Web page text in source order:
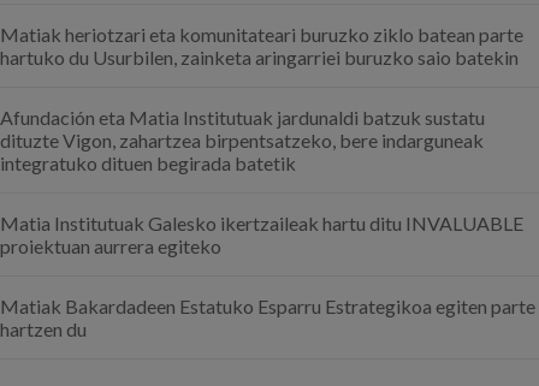
Matiak heriotzari eta komunitateari buruzko ziklo batean parte
hartuko du Usurbilen, zainketa aringarriei buruzko saio batekin
Afundación eta Matia Institutuak jardunaldi batzuk sustatu
dituzte Vigon, zahartzea birpentsatzeko, bere indarguneak
integratuko dituen begirada batetik
Matia Institutuak Galesko ikertzaileak hartu ditu INVALUABLE
proiektuan aurrera egiteko
Matiak Bakardadeen Estatuko Esparru Estrategikoa egiten parte
hartzen du